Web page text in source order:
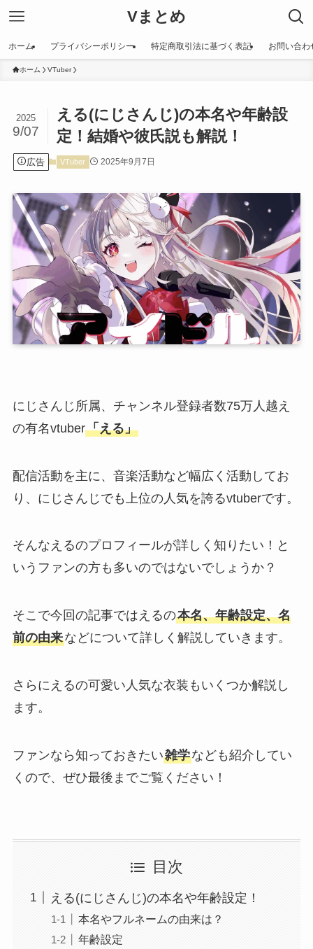
Vまとめ
ホーム プライバシーポリシー 特定商取引法に基づく表記 お問い合わ
ホーム VTuber
える(にじさんじ)の本名や年齢設
定！結婚や彼氏説も解説！
2025
9/07
広告 VTuber 2025年9月7日
にじさんじ所属、チャンネル登録者数75万人越え
の有名vtuber「える」
配信活動を主に、音楽活動など幅広く活動してお
り、にじさんじでも上位の人気を誇るvtuberです。
そんなえるのプロフィールが詳しく知りたい！と
いうファンの方も多いのではないでしょうか？
そこで今回の記事ではえるの本名、年齢設定、名
前の由来などについて詳しく解説していきます。
さらにえるの可愛い人気な衣装もいくつか解説し
ます。
ファンなら知っておきたい雑学なども紹介してい
くので、ぜひ最後までご覧ください！
目次
える(にじさんじ)の本名や年齢設定！
本名やフルネームの由来は？
年齢設定